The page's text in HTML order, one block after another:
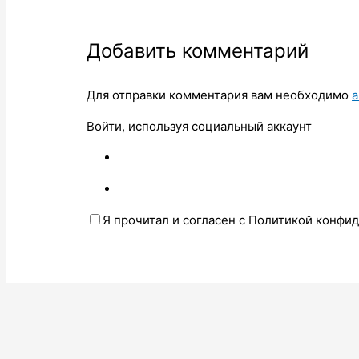
Добавить комментарий
Для отправки комментария вам необходимо
Войти, используя социальный аккаунт
Я прочитал и согласен с Политикой